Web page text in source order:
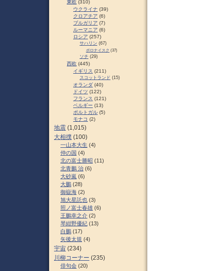
東欧 (310)
ウクライナ (39)
クロアチア (6)
ブルガリア (7)
ルーマニア (6)
ロシア (257)
サハリン (67)
ポロナイスク (37)
ソチ (29)
西欧 (445)
イギリス (211)
スコットランド (15)
オランダ (40)
ドイツ (122)
フランス (121)
ベルギー (13)
ポルトガル (5)
モナコ (2)
地震 (1,015)
大相撲 (100)
一山本大生 (4)
仲の国 (4)
北の富士勝昭 (11)
北青鵬 治 (6)
大砂嵐 (6)
大鵬 (28)
御嶽海 (2)
旭大星託也 (3)
照ノ富士春雄 (6)
王鵬幸之介 (2)
琴紺野優紀 (13)
白鵬 (17)
矢後太規 (4)
宇宙 (234)
川柳コーナー (235)
俳句会 (20)